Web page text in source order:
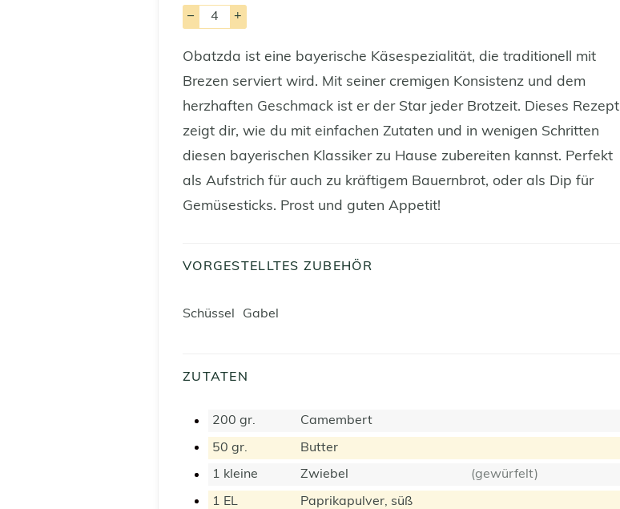
– +
Obatzda ist eine bayerische Käsespezialität, die traditionell mit
Brezen serviert wird. Mit seiner cremigen Konsistenz und dem
herzhaften Geschmack ist er der Star jeder Brotzeit. Dieses Rezept
zeigt dir, wie du mit einfachen Zutaten und in wenigen Schritten
diesen bayerischen Klassiker zu Hause zubereiten kannst. Perfekt
als Aufstrich für auch zu kräftigem Bauernbrot, oder als Dip für
Gemüsesticks. Prost und guten Appetit!
VORGESTELLTES ZUBEHÖR
Schüssel Gabel
ZUTATEN
200 gr. Camembert
50 gr. Butter
1 kleine Zwiebel (gewürfelt)
1 EL Paprikapulver, süß